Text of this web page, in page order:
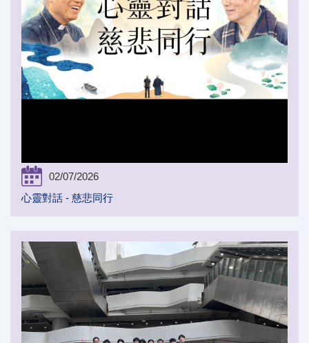
02/07/2026
心靈對話 - 慈悲同行